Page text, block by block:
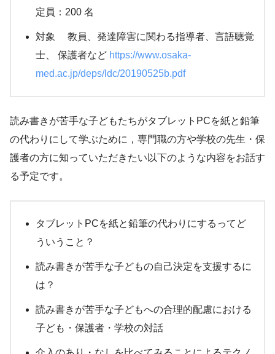
定員：200 名
対象 教員、発達障害に関わる指導者、言語聴覚
士、 保護者など https://www.osaka-
med.ac.jp/deps/ldc/20190525b.pdf
読み書きが苦手な子どもたちがタブレットPCを紙と鉛筆
の代わりにして学ぶために，専門職の方や学校の先生・保
護者の方に知っていただきたい以下のような内容をお話す
る予定です。
タブレットPCを紙と鉛筆の代わりにするってど
ういうこと？
読み書きが苦手な子どもの自己決定を支援するに
は？
読み書きが苦手な子どもへの合理的配慮における
子ども・保護者・学校の対話